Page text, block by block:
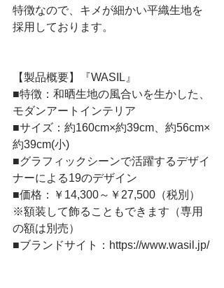
特徴なので、キメが細かい平織生地を
採用しております。
【製品概要】『WASIL』
■特徴：和晒生地の風合いを生かした、
モダンアートインテリア
■サイズ：約160cm×約39cm、約56cm×
約39cm(小)
■グラフィックシーンで活躍するデザイ
ナーによる19のデザイン
■価格：￥14,300～￥27,500（税別）
※額装して飾ることもできます（専用
の額は別売）
■ブランドサイト：https://www.wasil.jp/